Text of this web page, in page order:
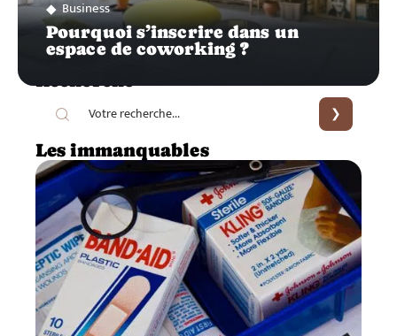
Business
Pourquoi s’inscrire dans un
espace de coworking ?
Recherche
Les immanquables